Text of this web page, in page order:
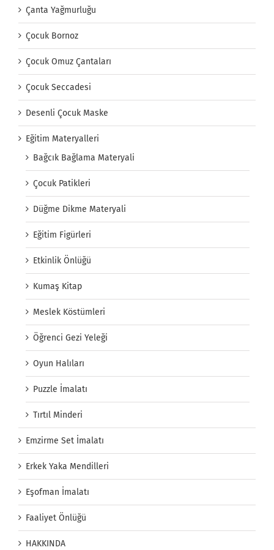
Çanta Yağmurluğu
Çocuk Bornoz
Çocuk Omuz Çantaları
Çocuk Seccadesi
Desenli Çocuk Maske
Eğitim Materyalleri
Bağcık Bağlama Materyali
Çocuk Patikleri
Düğme Dikme Materyali
Eğitim Figürleri
Etkinlik Önlüğü
Kumaş Kitap
Meslek Köstümleri
Öğrenci Gezi Yeleği
Oyun Halıları
Puzzle İmalatı
Tırtıl Minderi
Emzirme Set İmalatı
Erkek Yaka Mendilleri
Eşofman İmalatı
Faaliyet Önlüğü
HAKKINDA